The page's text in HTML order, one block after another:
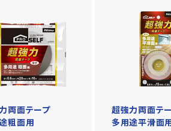
両面テープ
粗面用
超強力両面テ
多用途平滑面